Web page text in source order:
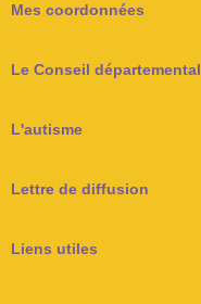
Mes coordonnées
Le Conseil départemental
L'autisme
Lettre de diffusion
Liens utiles